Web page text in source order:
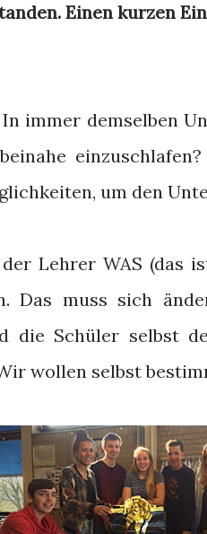
Einen kurzen
In immer demselben
um den
Lehrer WAS (das
Das muss sich
die Schüler selbst
wollen selbst